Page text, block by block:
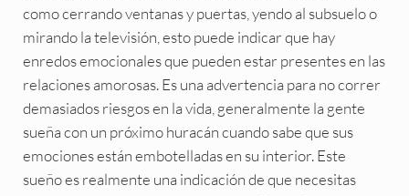
como cerrando ventanas y puertas, yendo al subsuelo o
mirando la televisión, esto puede indicar que hay
enredos emocionales que pueden estar presentes en las
relaciones amorosas. Es una advertencia para no correr
demasiados riesgos en la vida, generalmente la gente
sueña con un próximo huracán cuando sabe que sus
emociones están embotelladas en su interior. Este
sueño es realmente una indicación de que necesitas